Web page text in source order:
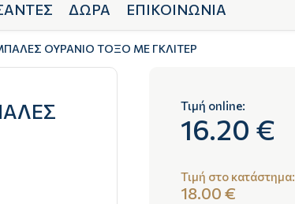
ΔΩΡΑ ΕΠΙΚΟΙΝΩΝΙΑ
ΟΥΡΑΝΙΟ ΤΟΞΟ ΜΕ ΓΚΛΙΤΕΡ
Τιμή online:
16.20 €
Τιμή στο κατάστημα:
18.00 €